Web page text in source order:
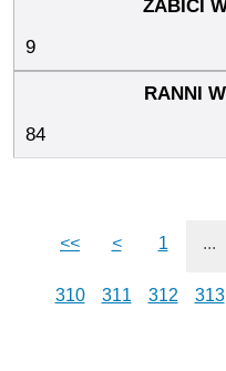
9
84
<< < 1 ...
310 311 312 313